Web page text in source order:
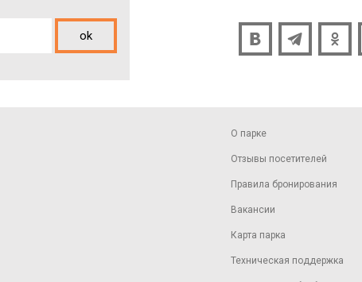
ok
О парке
Отзывы посетителей
Правила бронирования
Вакансии
Карта парка
Техническая поддержка